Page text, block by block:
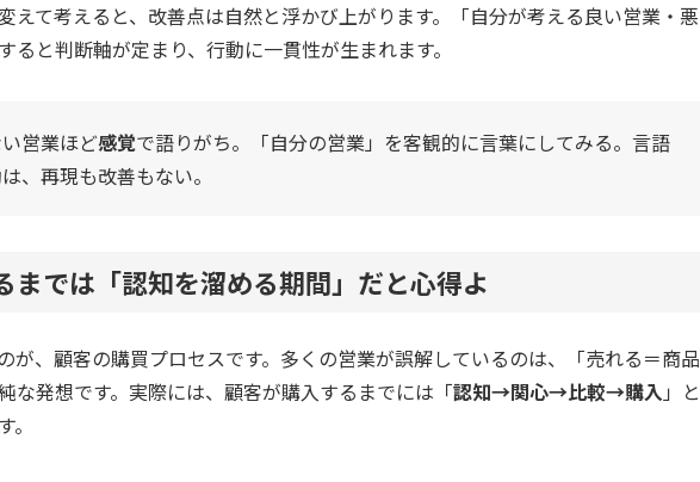
えて考えると、改善点は自然と浮かび上がります。「自分が考える良い営業・悪
ると判断軸が定まり、行動に一貫性が生まれます。
営業ほど感覚で語りがち。「自分の営業」を客観的に言葉にしてみる。言語
、再現も改善もない。
では「認知を溜める期間」だと心得よ
が、顧客の購買プロセスです。多くの営業が誤解しているのは、「売れる＝商品
な発想です。実際には、顧客が購入するまでには「認知→関心→比較→購入」と